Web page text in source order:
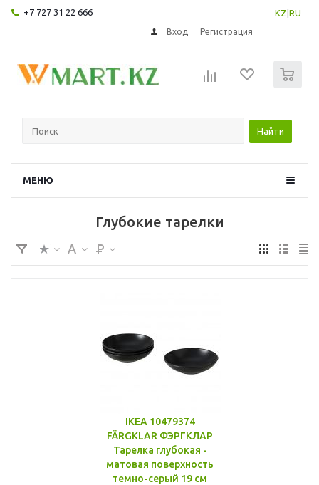
+7 727 31 22 666 KZ RU
Вход Регистрация
Найти
МЕНЮ
Глубокие тарелки
IKEA 10479374
FÄRGKLAR ФЭРГКЛАР
Тарелка глубокая -
матовая поверхность
темно-серый 19 см